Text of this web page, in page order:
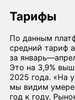
Тарифы
По данным
средний тариф
за
Это на 3,9%
2025 года. «На
мы видим
год к году.